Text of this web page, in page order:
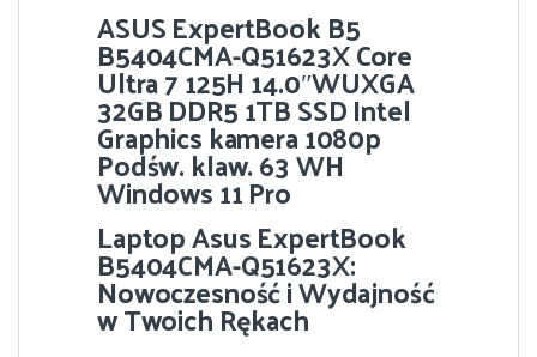
ASUS ExpertBook B5
B5404CMA-Q51623X Core
Ultra 7 125H 14.0″WUXGA
32GB DDR5 1TB SSD Intel
Graphics kamera 1080p
Podśw. klaw. 63 WH
Windows 11 Pro
Laptop Asus ExpertBook
B5404CMA-Q51623X:
Nowoczesność i Wydajność
w Twoich Rękach